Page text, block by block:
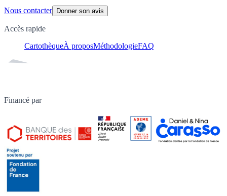
Nous contacter Donner son avis
Accès rapide
CartothèqueÀ proposMéthodologieFAQ
Financé par